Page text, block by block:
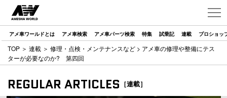
アメ車ワールドとは アメ車検索 アメ車パーツ検索 特集 試乗記 連載 プロショッ
TOP ＞ 連載 ＞ 修理・点検・メンテナンスなど > アメ車の修理や整備にテス
ターが必要なのか? 第四回
REGULAR ARTICLES ［連載］